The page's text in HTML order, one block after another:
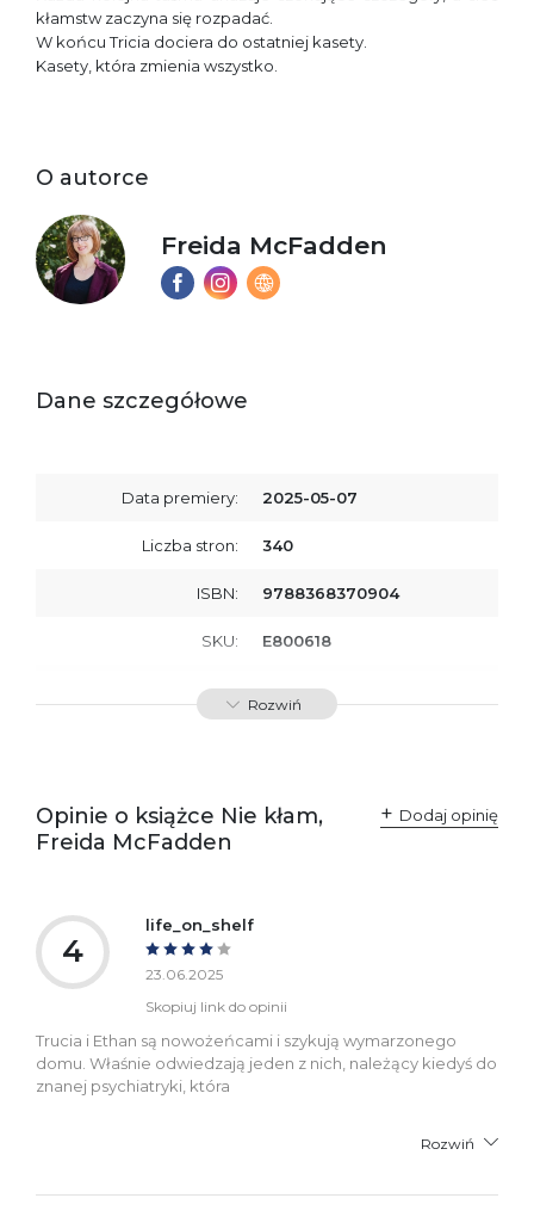
kłamstw zaczyna się rozpadać.
W końcu Tricia dociera do ostatniej kasety.
Kasety, która zmienia wszystko.
O autorce
Freida McFadden
Dane szczegółowe
Data premiery: 2025-05-07
Liczba stron: 340
ISBN: 9788368370904
SKU: E800618
Producent / Osoby
odpowiedzialne za
Wydawnictwo Poznańskie
Sp. z o.o.
+48 61 623 38 38
Ostrzeżenia oraz
Rozwiń
Opinie o książce Nie kłam,
Freida McFadden
Dodaj opinię
4
life_on_shelf
23.06.2025
Skopiuj link do opinii
Trucia i Ethan są nowożeńcami i szykują wymarzonego
domu. Właśnie odwiedzają jeden z nich, należący kiedyś do
znanej psychiatryki, która
Rozwiń